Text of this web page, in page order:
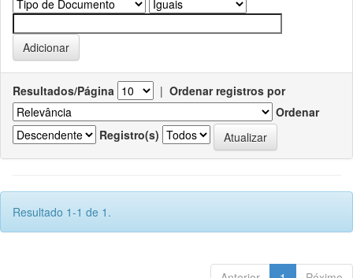
Resultados/Página | Ordenar registros por
Ordenar
Registro(s)
Resultado 1-1 de 1.